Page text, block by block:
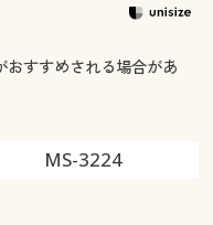
すすめされる場合があ
MS-3224